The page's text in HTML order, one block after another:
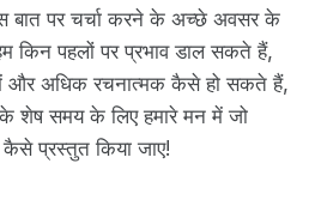
बात पर चर्चा करने के अच्छे अवसर के
किन पहलों पर प्रभाव डाल सकते हैं,
में और अधिक रचनात्मक कैसे हो सकते हैं,
के शेष समय के लिए हमारे मन में जो
कैसे प्रस्तुत किया जाए!